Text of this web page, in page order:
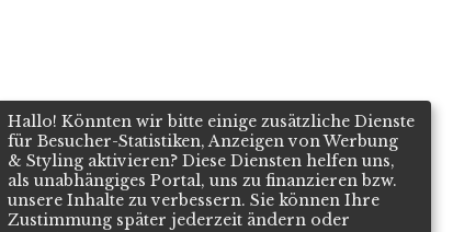
Hallo! Könnten wir bitte einige zusätzliche Dienste
für Besucher-Statistiken, Anzeigen von Werbung
& Styling aktivieren? Diese Diensten helfen uns,
als unabhängiges Portal, uns zu finanzieren bzw.
unsere Inhalte zu verbessern. Sie können Ihre
Zustimmung später jederzeit ändern oder